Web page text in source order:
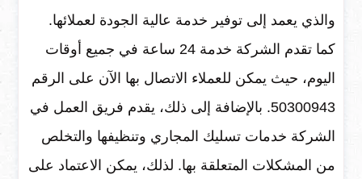
والذي يعمد إلى توفير خدمة عالية الجودة لعملائها.
كما تقدم الشركة خدمة 24 ساعة في جميع أوقات
اليوم، حيث يمكن للعملاء الاتصال بها الآن على الرقم
50300943. بالإضافة إلى ذلك، يقدم فريق العمل في
الشركة خدمات تسليك المجاري وتنظيفها والتخلص
من المشكلات المتعلقة بها. لذلك، يمكن الاعتماد على